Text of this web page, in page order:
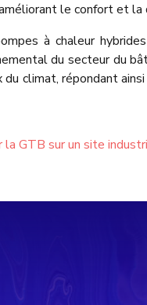
le confort et la
à chaleur
du secteur du
climat, répondant
GTB sur un site